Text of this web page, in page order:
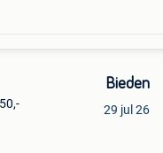
Bieden
29 jul 26